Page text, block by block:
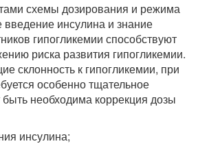
схемы дозирования и режима
введение инсулина и знание
гипогликемии способствуют
риска развития гипогликемии.
склонность к гипогликемии, при
особенно тщательное
необходима коррекция дозы
инсулина;